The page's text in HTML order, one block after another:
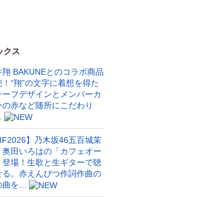
クス
翔 BAKUNEとのコラボ商品
！“翔”の文字に着想を得た
ーフデザインとメンバーカ
の赤など随所にこだわり
】乃木坂46五百城茉
奥田いろはの「カフェオー
登場！生歌と生ギターで聴
る。赤えんぴつ作詞作曲の
曲を…